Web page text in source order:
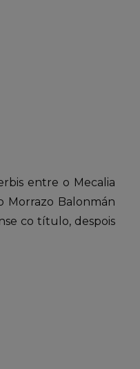
entre o Mecalia
Morrazo Balonmán
co título, despois